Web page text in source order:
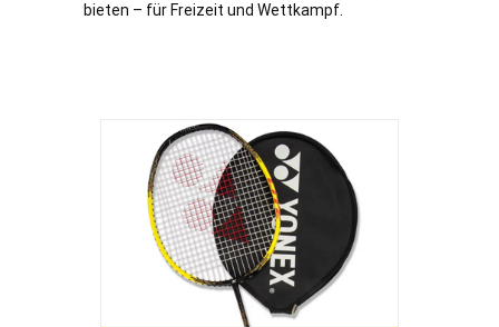
bieten – für Freizeit und Wettkampf.